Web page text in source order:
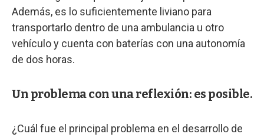
Además, es lo suficientemente liviano para
transportarlo dentro de una ambulancia u otro
vehículo y cuenta con baterías con una autonomía
de dos horas.
Un problema con una reflexión: es posible.
¿Cuál fue el principal problema en el desarrollo de